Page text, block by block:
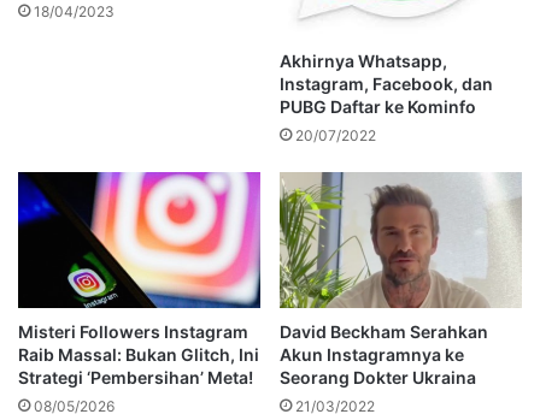
18/04/2023
Akhirnya Whatsapp,
Instagram, Facebook, dan
PUBG Daftar ke Kominfo
20/07/2022
Misteri Followers Instagram
Raib Massal: Bukan Glitch, Ini
Strategi ‘Pembersihan’ Meta!
08/05/2026
David Beckham Serahkan
Akun Instagramnya ke
Seorang Dokter Ukraina
21/03/2022